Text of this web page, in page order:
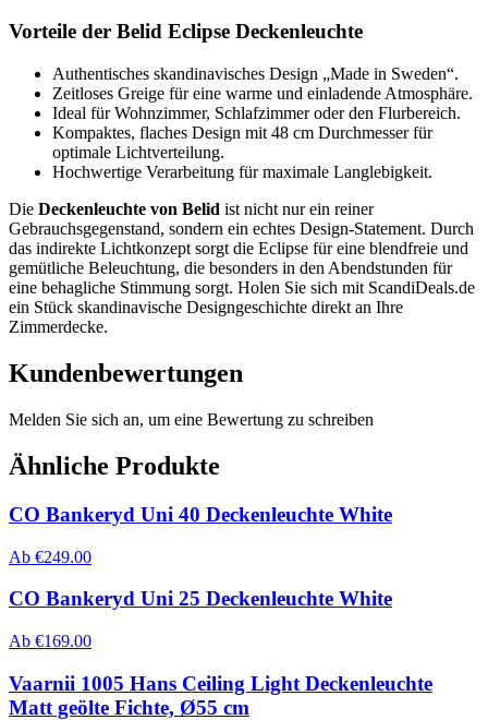
Vorteile der Belid Eclipse Deckenleuchte
Authentisches skandinavisches Design „Made in Sweden“.
Zeitloses Greige für eine warme und einladende Atmosphäre.
Ideal für Wohnzimmer, Schlafzimmer oder den Flurbereich.
Kompaktes, flaches Design mit 48 cm Durchmesser für
optimale Lichtverteilung.
Hochwertige Verarbeitung für maximale Langlebigkeit.
Die Deckenleuchte von Belid ist nicht nur ein reiner
Gebrauchsgegenstand, sondern ein echtes Design-Statement. Durch
das indirekte Lichtkonzept sorgt die Eclipse für eine blendfreie und
gemütliche Beleuchtung, die besonders in den Abendstunden für
eine behagliche Stimmung sorgt. Holen Sie sich mit ScandiDeals.de
ein Stück skandinavische Designgeschichte direkt an Ihre
Zimmerdecke.
Kundenbewertungen
Melden Sie sich an, um eine Bewertung zu schreiben
Ähnliche Produkte
CO Bankeryd Uni 40 Deckenleuchte White
Ab €249.00
CO Bankeryd Uni 25 Deckenleuchte White
Ab €169.00
Vaarnii 1005 Hans Ceiling Light Deckenleuchte
Matt geölte Fichte, Ø55 cm